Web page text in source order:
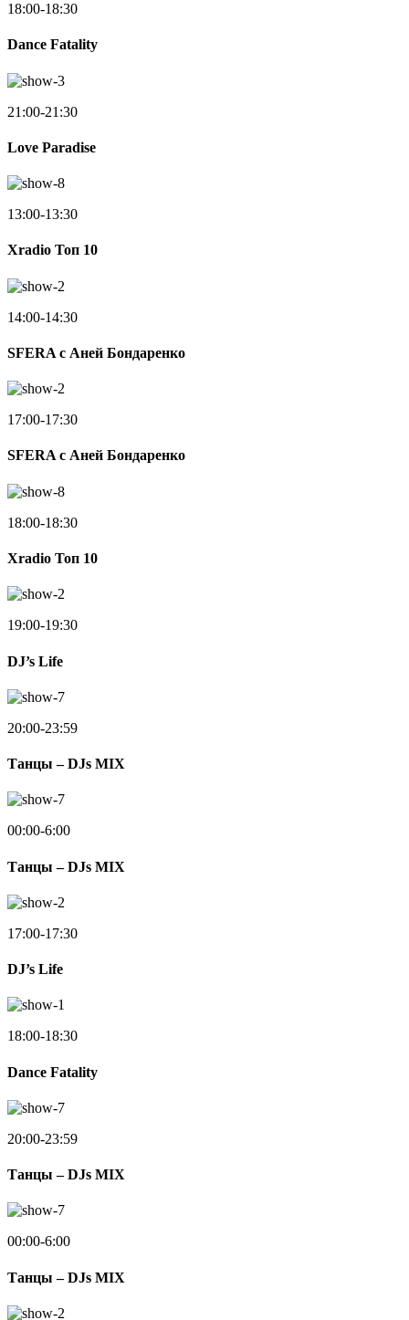
18:00-18:30
Dance Fatality
21:00-21:30
Love Paradise
13:00-13:30
Xradio Топ 10
14:00-14:30
SFERA с Аней Бондаренко
17:00-17:30
SFERA с Аней Бондаренко
18:00-18:30
Xradio Топ 10
19:00-19:30
DJ’s Life
20:00-23:59
Танцы – DJs MIX
00:00-6:00
Танцы – DJs MIX
17:00-17:30
DJ’s Life
18:00-18:30
Dance Fatality
20:00-23:59
Танцы – DJs MIX
00:00-6:00
Танцы – DJs MIX